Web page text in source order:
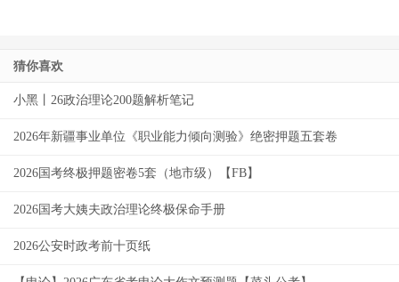
猜你喜欢
小黑丨26政治理论200题解析笔记
2026年新疆事业单位《职业能力倾向测验》绝密押题五套卷
2026国考终极押题密卷5套（地市级）【FB】
2026国考大姨夫政治理论终极保命手册
2026公安时政考前十页纸